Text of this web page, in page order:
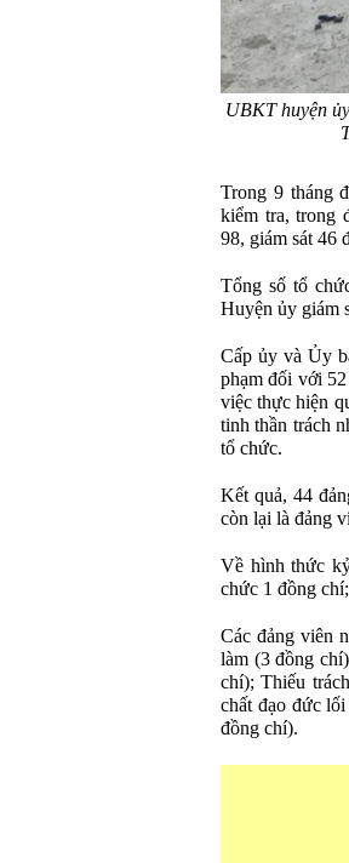
UBKT huyện
Trong 9 tháng
kiểm tra, trong
98, giám sát 46
Tổng số tổ
Huyện ủy giám
Cấp ủy và Ủy
phạm đối với
việc thực hiện
tinh thần trách
tổ chức.
Kết quả, 44
còn lại là đảng
Về hình thức
chức 1 đồng
Các đảng viên
làm (3 đồng
chí); Thiếu
chất đạo đức
đồng chí).